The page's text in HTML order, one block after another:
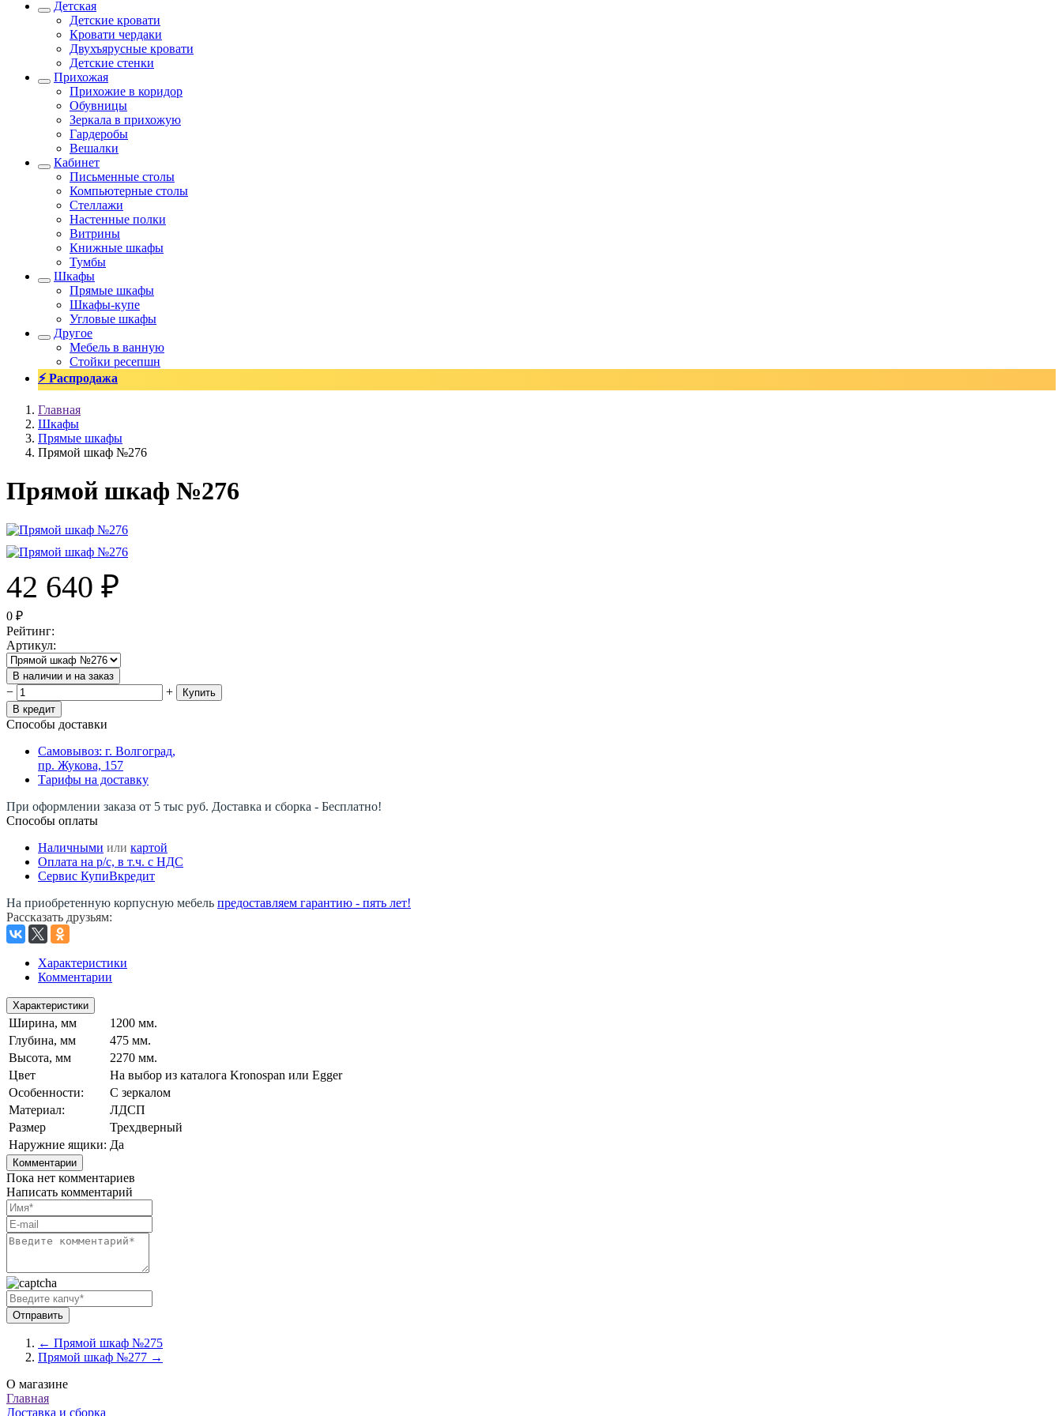
Детская
Детские кровати
Кровати чердаки
Двухъярусные кровати
Детские стенки
Прихожая
Прихожие в коридор
Обувницы
Зеркала в прихожую
Гардеробы
Вешалки
Кабинет
Письменные столы
Компьютерные столы
Стеллажи
Настенные полки
Витрины
Книжные шкафы
Тумбы
Шкафы
Прямые шкафы
Шкафы-купе
Угловые шкафы
Другое
Мебель в ванную
Стойки ресепшн
⚡ Распродажа
Главная
Шкафы
Прямые шкафы
Прямой шкаф №276
Прямой шкаф №276
42 640 ₽
0 ₽
Рейтинг:
Артикул:
В наличии и на заказ
− +
Купить
В кредит
Способы доставки
Самовывоз: г. Волгоград,
пр. Жукова, 157
Тарифы на доставку
При оформлении заказа от 5 тыс руб. Доставка и сборка - Бесплатно!
Способы оплаты
Наличными или картой
Оплата на р/c, в т.ч. с НДС
Сервис КупиВкредит
На приобретенную корпусную мебель предоставляем гарантию - пять лет!
Рассказать друзьям:
Характеристики
Комментарии
Характеристики
Ширина, мм
1200 мм.
Глубина, мм
475 мм.
Высота, мм
2270 мм.
Цвет
На выбор из каталога Kronospan или Egger
Особенности:
С зеркалом
Материал:
ЛДСП
Размер
Трехдверный
Наружние ящики: Да
Комментарии
Пока нет комментариев
Написать комментарий
← Прямой шкаф №275
Прямой шкаф №277 →
О магазине
Главная
Доставка и сборка